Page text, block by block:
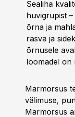
Sealiha
huvigrupist
õrna ja
rasva ja
õrnusele
loomadel on
Marmorsus
välimuse,
Marmorsus